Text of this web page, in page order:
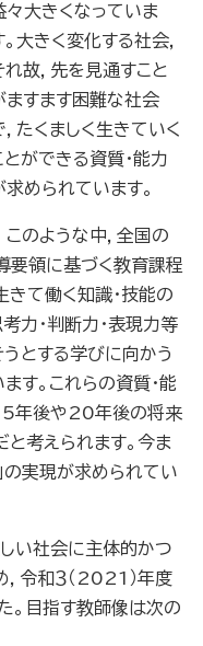
々大きくなっていま
。大きく変化する社会，
れ故，先を見通すこと
ますます困難な社会
，たくましく生きていく
とができる資質・能力
求められています。
のような中，全国の
要領に基づく教育課程
きて働く知識・技能の
考力・判断力・表現力等
とする学びに向かう
す。これらの資質・能
15年後や20年後の将来
考えられます。今ま
の実現が求められてい
い社会に主体的かつ
令和３（2021）年度
。目指す教師像は次の